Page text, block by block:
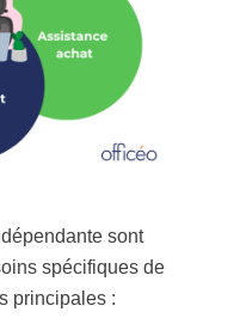
sont
spécifiques de
principales :